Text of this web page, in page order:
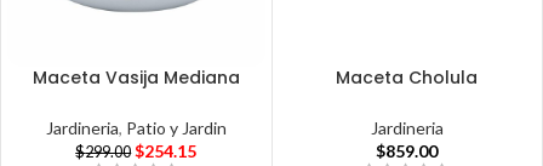
Maceta Vasija Mediana
Jardineria, Patio y Jardin
$299.00 $254.15
Maceta Cholula
Jardineria
$859.00